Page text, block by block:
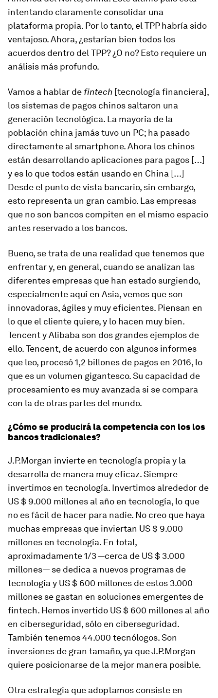
intentando claramente consolidar una
plataforma propia. Por lo tanto, el TPP habría sido
ventajoso. Ahora, ¿estarían bien todos los
acuerdos dentro del TPP? ¿O no? Esto requiere un
análisis más profundo.
Vamos a hablar de fintech [tecnología financiera],
los sistemas de pagos chinos saltaron una
generación tecnológica. La mayoría de la
población china jamás tuvo un PC; ha pasado
directamente al smartphone. Ahora los chinos
están desarrollando aplicaciones para pagos […]
y es lo que todos están usando en China […]
Desde el punto de vista bancario, sin embargo,
esto representa un gran cambio. Las empresas
que no son bancos compiten en el mismo espacio
antes reservado a los bancos.
Bueno, se trata de una realidad que tenemos que
enfrentar y, en general, cuando se analizan las
diferentes empresas que han estado surgiendo,
especialmente aquí en Asia, vemos que son
innovadoras, ágiles y muy eficientes. Piensan en
lo que el cliente quiere, y lo hacen muy bien.
Tencent y Alibaba son dos grandes ejemplos de
ello. Tencent, de acuerdo con algunos informes
que leo, procesó 1,2 billones de pagos en 2016, lo
que es un volumen gigantesco. Su capacidad de
procesamiento es muy avanzada si se compara
con la de otras partes del mundo.
¿Cómo se producirá la competencia con los los
bancos tradicionales?
J.P.Morgan invierte en tecnología propia y la
desarrolla de manera muy eficaz. Siempre
invertimos en tecnología. Invertimos alrededor de
US $ 9.000 millones al año en tecnología, lo que
no es fácil de hacer para nadie. No creo que haya
muchas empresas que inviertan US $ 9.000
millones en tecnología. En total,
aproximadamente 1/3 ─cerca de US $ 3.000
millones— se dedica a nuevos programas de
tecnología y US $ 600 millones de estos 3.000
millones se gastan en soluciones emergentes de
fintech. Hemos invertido US $ 600 millones al año
en ciberseguridad, sólo en ciberseguridad.
También tenemos 44.000 tecnólogos. Son
inversiones de gran tamaño, ya que J.P.Morgan
quiere posicionarse de la mejor manera posible.
Otra estrategia que adoptamos consiste en